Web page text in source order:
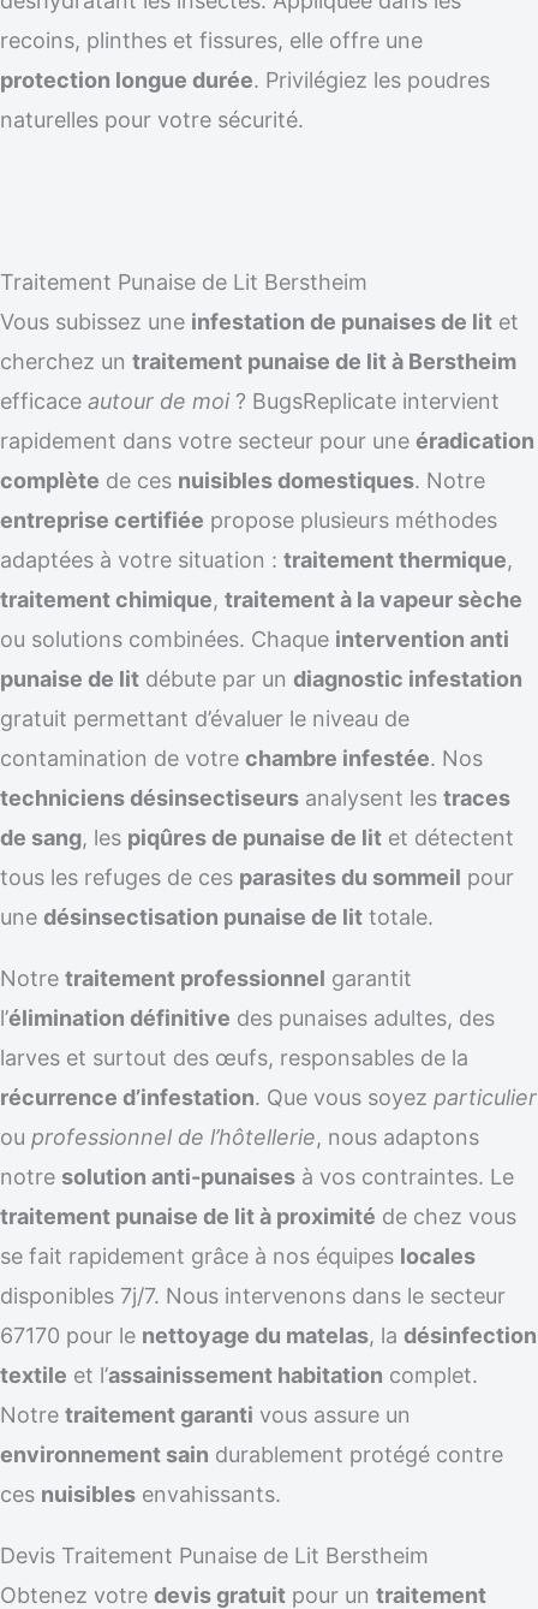
recoins, plinthes et fissures, elle offre une
protection longue durée. Privilégiez les poudres
naturelles pour votre sécurité.
Traitement Punaise de Lit Berstheim
Vous subissez une infestation de punaises de lit et
cherchez un traitement punaise de lit à Berstheim
efficace autour de moi? BugsReplicate intervient
rapidement dans votre secteur pour une éradication
complète de ces nuisibles domestiques. Notre
entreprise certifiée propose plusieurs méthodes
adaptées à votre situation : traitement thermique,
traitement chimique, traitement à la vapeur sèche
ou solutions combinées. Chaque intervention anti
punaise de lit débute par un diagnostic infestation
gratuit permettant d’évaluer le niveau de
contamination de votre chambre infestée. Nos
techniciens désinsectiseurs analysent les traces
de sang, les piqûres de punaise de lit et détectent
tous les refuges de ces parasites du sommeil pour
une désinsectisation punaise de lit totale.
Notre traitement professionnel garantit
l’élimination définitive des punaises adultes, des
larves et surtout des œufs, responsables de la
récurrence d’infestation. Que vous soyez particulier
ou professionnel de l’hôtellerie, nous adaptons
notre solution anti-punaises à vos contraintes. Le
traitement punaise de lit à proximité de chez vous
se fait rapidement grâce à nos équipes locales
disponibles 7j/7. Nous intervenons dans le secteur
67170 pour le nettoyage du matelas, la désinfection
textile et l’assainissement habitation complet.
Notre traitement garanti vous assure un
environnement sain durablement protégé contre
ces nuisibles envahissants.
Devis Traitement Punaise de Lit Berstheim
Obtenez votre devis gratuit pour un traitement